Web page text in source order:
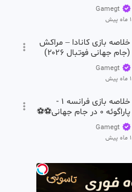
Gamegt
1 ماه پیش
خلاصه بازی کانادا – مراکش
(جام جهانی فوتبال ۲۰۲۶)
Gamegt
1 ماه پیش
خلاصه بازی فرانسه 1 -
پاراگوئه 0 در جام جهانی⚽⚽
⚽⚽
Gamegt
1 ماه پیش
خلاصه بازی مکزیک ۲ -
انگلیس ۳ در جام جهانی⚽
⚽⚽⚽
Gamegt